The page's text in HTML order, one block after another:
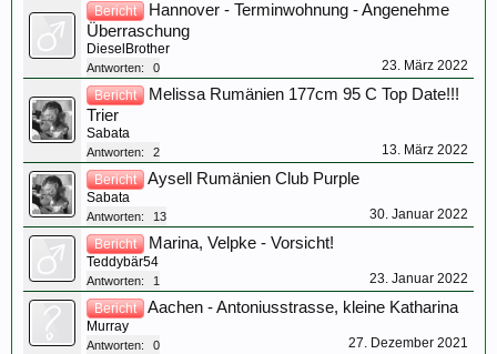
Bericht
Hannover - Terminwohnung - Angenehme
Überraschung
DieselBrother
Antworten: 0 23. März 2022
Bericht
Melissa Rumänien 177cm 95 C Top Date!!!
Trier
Sabata
Antworten: 2 13. März 2022
Bericht Aysell Rumänien Club Purple
Sabata
Antworten: 13 30. Januar 2022
Bericht Marina, Velpke - Vorsicht!
Teddybär54
Antworten: 1 23. Januar 2022
Bericht Aachen - Antoniusstrasse, kleine Katharina
Murray
Antworten: 0 27. Dezember 2021